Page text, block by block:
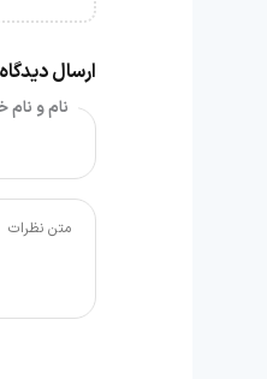
ارسال دیدگاه
نام و نام